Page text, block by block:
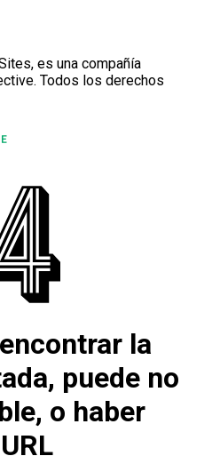
es una compañía
Todos los derechos
la
puede no
o haber